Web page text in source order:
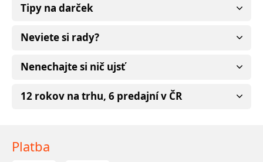
Tipy na darček
Neviete si rady?
Nenechajte si nič ujsť
12 rokov na trhu, 6 predajní v ČR
Platba